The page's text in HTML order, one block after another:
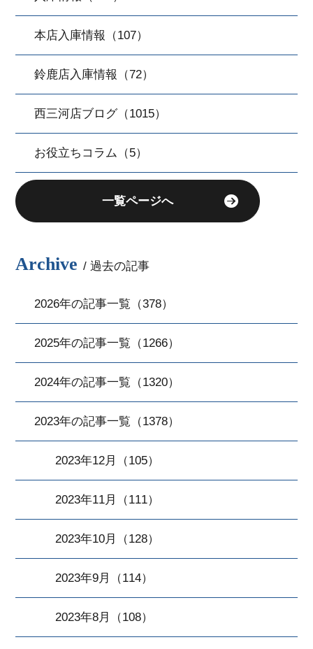
本店入庫情報（107）
鈴鹿店入庫情報（72）
西三河店ブログ（1015）
お役立ちコラム（5）
一覧ページへ
Archive / 過去の記事
2026年の記事一覧（378）
2025年の記事一覧（1266）
2024年の記事一覧（1320）
2023年の記事一覧（1378）
2023年12月（105）
2023年11月（111）
2023年10月（128）
2023年9月（114）
2023年8月（108）